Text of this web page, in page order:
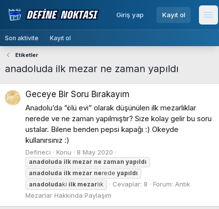
Giriş yap Kayıt ol menu
Son aktivite Kayıt ol
Etiketler
anadoluda ilk mezar ne zaman yapıldı
Geceye Bir Soru Bırakayım
Anadolu’da “ölü evi” olarak düşünülen ilk mezarlıklar
nerede ve ne zaman yapılmıştır? Size kolay gelir bu soru
ustalar. Bilene benden pepsi kapağı :) Okeyde
kullanırsınız :)
Defineci Konu 8 May 2020
anadoluda ilk mezar ne zaman yapıldı
anadoluda ilk mezar nerede yapıldı
anadoludaki ilk mezarlık Cevaplar: 8 Forum: Antik
Mezarlar Hakkında Paylaşım